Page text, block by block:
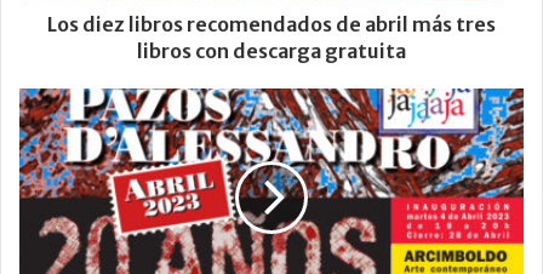
Los diez libros recomendados de abril más tres
libros con descarga gratuita